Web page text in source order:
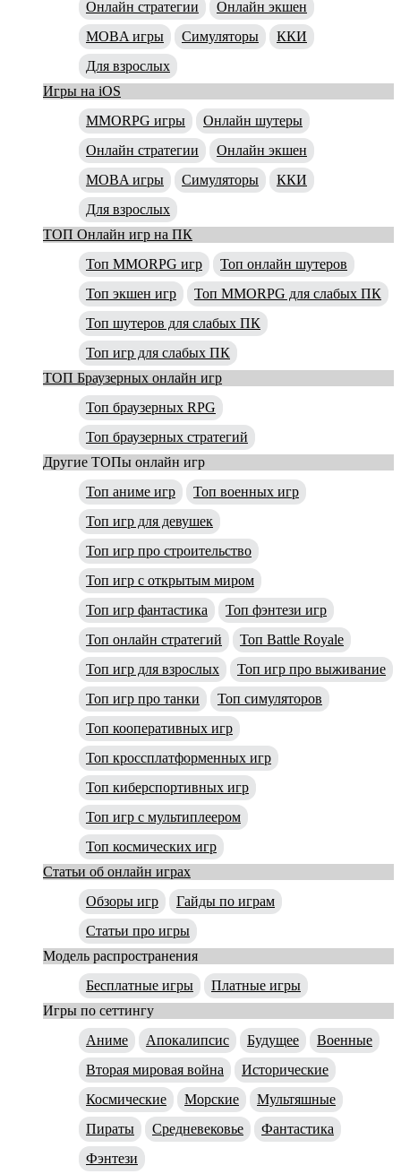
Онлайн стратегии
Онлайн экшен
MOBA игры
Симуляторы
ККИ
Для взрослых
Игры на iOS
MMORPG игры
Онлайн шутеры
Онлайн стратегии
Онлайн экшен
MOBA игры
Симуляторы
ККИ
Для взрослых
ТОП Онлайн игр на ПК
Топ MMORPG игр
Топ онлайн шутеров
Топ экшен игр
Топ MMORPG для слабых ПК
Топ шутеров для слабых ПК
Топ игр для слабых ПК
ТОП Браузерных онлайн игр
Топ браузерных RPG
Топ браузерных стратегий
Другие ТОПы онлайн игр
Топ аниме игр
Топ военных игр
Топ игр для девушек
Топ игр про строительство
Топ игр с открытым миром
Топ игр фантастика
Топ фэнтези игр
Топ онлайн стратегий
Топ Battle Royale
Топ игр для взрослых
Топ игр про выживание
Топ игр про танки
Топ симуляторов
Топ кооперативных игр
Топ кроссплатформенных игр
Топ киберспортивных игр
Топ игр с мультиплеером
Топ космических игр
Статьи об онлайн играх
Обзоры игр
Гайды по играм
Статьи про игры
Модель распространения
Бесплатные игры
Платные игры
Игры по сеттингу
Аниме
Апокалипсис Будущее
Военные
Вторая мировая война
Исторические
Космические
Морские
Мультяшные
Пираты
Средневековье
Фантастика
Фэнтези